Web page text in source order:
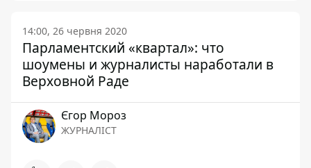
14:00, 26 червня 2020
Парламентский «квартал»: что
шоумены и журналисты наработали в
Верховной Раде
Єгор Мороз
ЖУРНАЛІСТ